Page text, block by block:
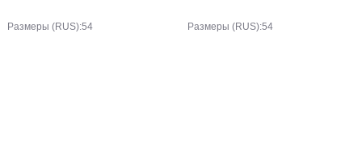
Размеры (RUS):54 Размеры (RUS):54